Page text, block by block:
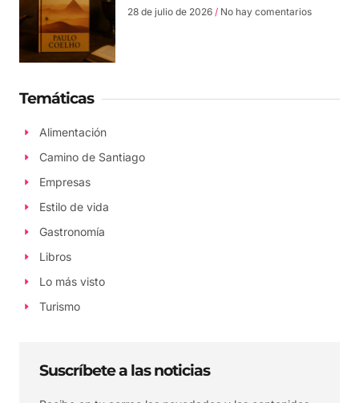
28 de julio de 2026 No hay comentarios
Temáticas
Alimentación
Camino de Santiago
Empresas
Estilo de vida
Gastronomía
Libros
Lo más visto
Turismo
Suscríbete a las noticias